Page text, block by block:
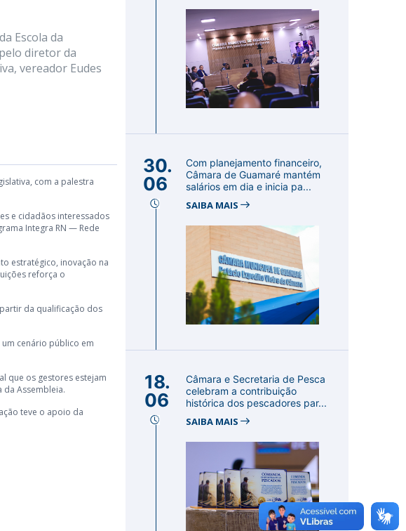
Escola da
diretor da
vereador Eudes
com a palestra
e cidadãos interessados
Integra RN — Rede
estratégico, inovação na
reforça o
da qualificação dos
cenário público em
que os gestores estejam
da Assembleia.
teve o apoio da
30.
06
Com planejamento financeiro,
Câmara de Guamaré mantém
salários em dia e inicia pa...
SAIBA MAIS
18.
06
Câmara e Secretaria de Pesca
celebram a contribuição
histórica dos pescadores par...
SAIBA MAIS